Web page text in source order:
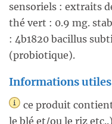
sensoriels : extraits
thé vert : 0.9 mg.
: 4b1820 bacillus
(probiotique).
Informations
ce produit
le blé et/ou le riz etc..)